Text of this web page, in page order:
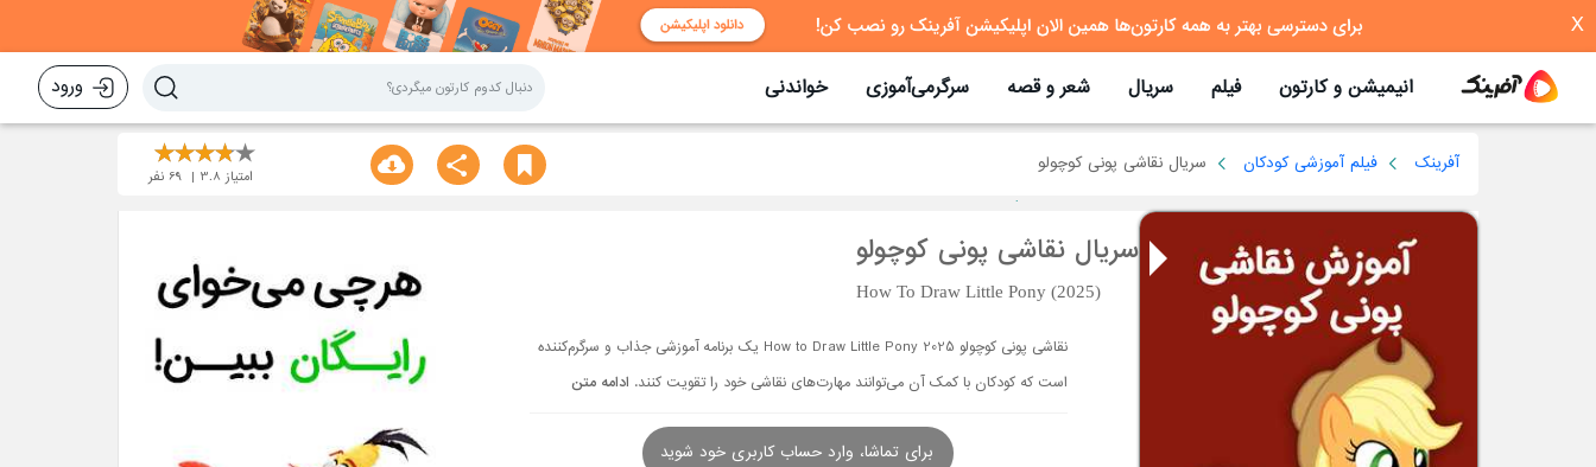
X
انیمیشن و کارتون فیلم سریال شعر و قصه سرگرمی‌آموزی خواندنی ورود
آفرینک فیلم آموزشی کودکان سریال نقاشی پونی کوچولو
امتیاز 3.8
69نفر
سریال نقاشی پونی کوچولو
How To Draw Little Pony (2025)
نقاشی پونی کوچولو How to Draw Little Pony 2025 یک برنامه آموزشی جذاب و سرگرم‌کننده
است که کودکان با کمک آن می‌توانند مهارت‌های نقاشی خود را تقویت کنند. ادامه متن
برای تماشا، وارد حساب کاربری خود شوید